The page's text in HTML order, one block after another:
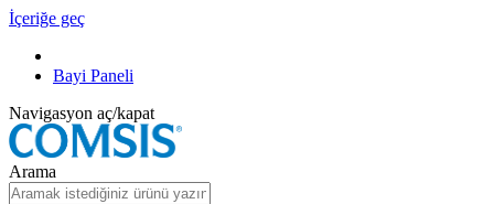
İçeriğe geç
Bayi Paneli
Navigasyon aç/kapat
Arama